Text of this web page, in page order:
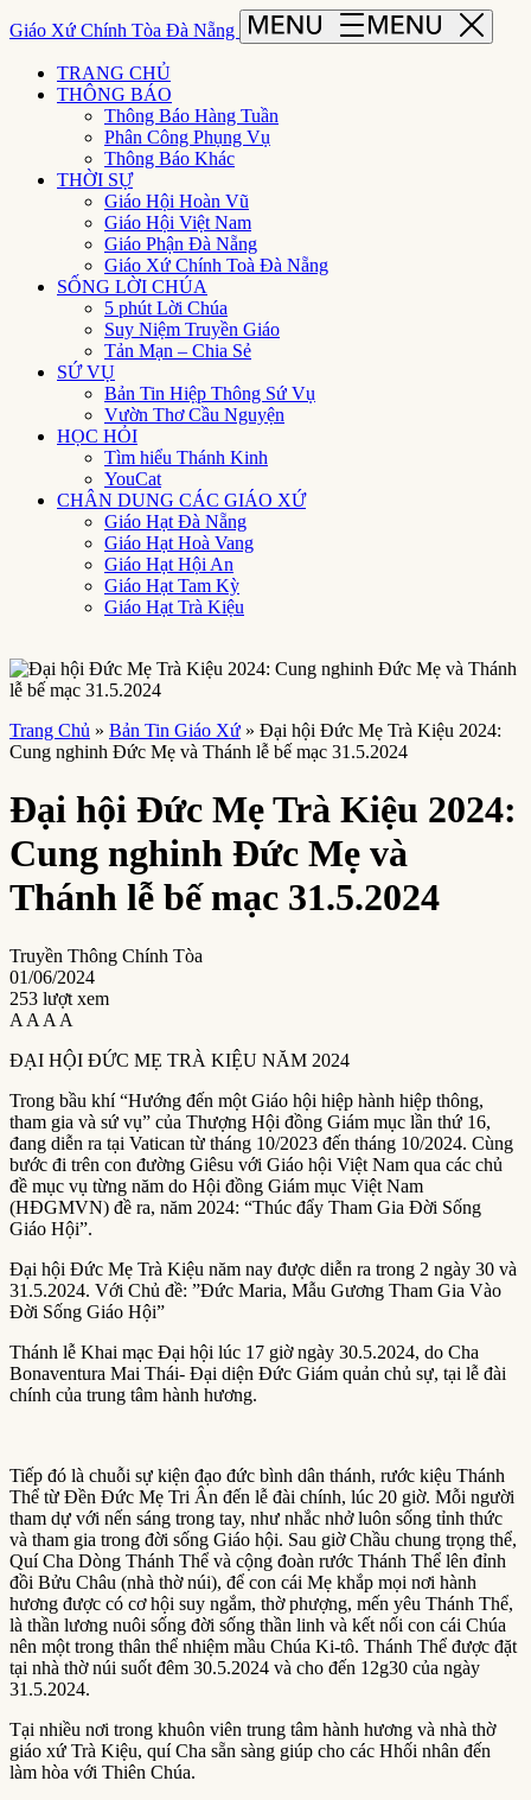
Giáo Xứ Chính Tòa Đà Nẵng
TRANG CHỦ
THÔNG BÁO
Thông Báo Hàng Tuần
Phân Công Phụng Vụ
Thông Báo Khác
THỜI SỰ
Giáo Hội Hoàn Vũ
Giáo Hội Việt Nam
Giáo Phận Đà Nẵng
Giáo Xứ Chính Toà Đà Nẵng
SỐNG LỜI CHÚA
5 phút Lời Chúa
Suy Niệm Truyền Giáo
Tản Mạn – Chia Sẻ
SỨ VỤ
Bản Tin Hiệp Thông Sứ Vụ
Vườn Thơ Cầu Nguyện
HỌC HỎI
Tìm hiểu Thánh Kinh
YouCat
CHÂN DUNG CÁC GIÁO XỨ
Giáo Hạt Đà Nẵng
Giáo Hạt Hoà Vang
Giáo Hạt Hội An
Giáo Hạt Tam Kỳ
Giáo Hạt Trà Kiệu
Trang Chủ » Bản Tin Giáo Xứ » Đại hội Đức Mẹ Trà Kiệu 2024:
Cung nghinh Đức Mẹ và Thánh lễ bế mạc 31.5.2024
Đại hội Đức Mẹ Trà Kiệu 2024:
Cung nghinh Đức Mẹ và
Thánh lễ bế mạc 31.5.2024
Truyền Thông Chính Tòa
01/06/2024
253 lượt xem
A A A A
ĐẠI HỘI ĐỨC MẸ TRÀ KIỆU NĂM 2024
Trong bầu khí “Hướng đến một Giáo hội hiệp hành hiệp thông,
tham gia và sứ vụ” của Thượng Hội đồng Giám mục lần thứ 16,
đang diễn ra tại Vatican từ tháng 10/2023 đến tháng 10/2024. Cùng
bước đi trên con đường Giêsu với Giáo hội Việt Nam qua các chủ
đề mục vụ từng năm do Hội đồng Giám mục Việt Nam
(HĐGMVN) đề ra, năm 2024: “Thúc đẩy Tham Gia Đời Sống
Giáo Hội”.
Đại hội Đức Mẹ Trà Kiệu năm nay được diễn ra trong 2 ngày 30 và
31.5.2024. Với Chủ đề: ”Đức Maria, Mẫu Gương Tham Gia Vào
Đời Sống Giáo Hội”
Thánh lễ Khai mạc Đại hội lúc 17 giờ ngày 30.5.2024, do Cha
Bonaventura Mai Thái- Đại diện Đức Giám quản chủ sự, tại lễ đài
chính của trung tâm hành hương.
Tiếp đó là chuỗi sự kiện đạo đức bình dân thánh, rước kiệu Thánh
Thể từ Đền Đức Mẹ Tri Ân đến lễ đài chính, lúc 20 giờ. Mỗi người
tham dự với nến sáng trong tay, như nhắc nhở luôn sống tỉnh thức
và tham gia trong đời sống Giáo hội. Sau giờ Chầu chung trọng thể,
Quí Cha Dòng Thánh Thể và cộng đoàn rước Thánh Thể lên đỉnh
đồi Bửu Châu (nhà thờ núi), để con cái Mẹ khắp mọi nơi hành
hương được có cơ hội suy ngắm, thờ phượng, mến yêu Thánh Thể,
là thần lương nuôi sống đời sống thần linh và kết nối con cái Chúa
nên một trong thân thể nhiệm mầu Chúa Ki-tô. Thánh Thể được đặt
tại nhà thờ núi suốt đêm 30.5.2024 và cho đến 12g30 của ngày
31.5.2024.
Tại nhiều nơi trong khuôn viên trung tâm hành hương và nhà thờ
giáo xứ Trà Kiệu, quí Cha sẵn sàng giúp cho các Hhối nhân đến
làm hòa với Thiên Chúa.